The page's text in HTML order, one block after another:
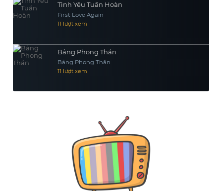
Tình Yêu Tuần Hoàn
First Love Again
11 lượt xem
Bảng Phong Thần
Bảng Phong Thần
11 lượt xem